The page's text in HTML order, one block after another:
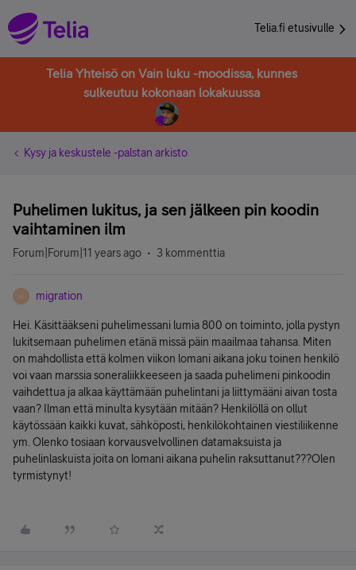
Telia.fi etusivulle
Telia Yhteisö on Vain luku -moodissa, kunnes
sulkeutuu kokonaan lokakuussa
Kysy ja keskustele -palstan arkisto
Puhelimen lukitus, ja sen jälkeen pin koodin
vaihtaminen ilm
Forum|Forum|11 years ago 3 kommenttia
M migration
Hei. Käsittääkseni puhelimessani lumia 800 on toiminto, jolla pystyn
lukitsemaan puhelimen etänä missä päin maailmaa tahansa. Miten
on mahdollista että kolmen viikon lomani aikana joku toinen henkilö
voi vaan marssia soneraliikkeeseen ja saada puhelimeni pinkoodin
vaihdettua ja alkaa käyttämään puhelintani ja liittymääni aivan tosta
vaan? Ilman että minulta kysytään mitään? Henkilöllä on ollut
käytössään kaikki kuvat, sähköposti, henkilökohtainen viestiliikenne
ym. Olenko tosiaan korvausvelvollinen datamaksuista ja
puhelinlaskuista joita on lomani aikana puhelin raksuttanut???Olen
tyrmistynyt!